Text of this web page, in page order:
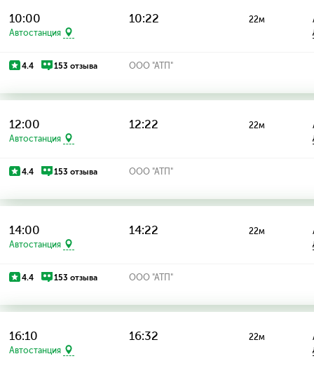
10:00
Автостанция
10:22 22м
4.4 153 отзыва ООО "АТП"
12:00
Автостанция
12:22 22м
4.4 153 отзыва ООО "АТП"
14:00
Автостанция
14:22 22м
4.4 153 отзыва ООО "АТП"
16:10
Автостанция
16:32 22м